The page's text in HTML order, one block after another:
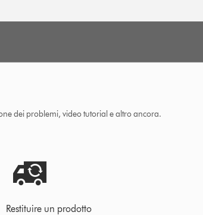
dei problemi, video tutorial e altro ancora.
Restituire un prodotto